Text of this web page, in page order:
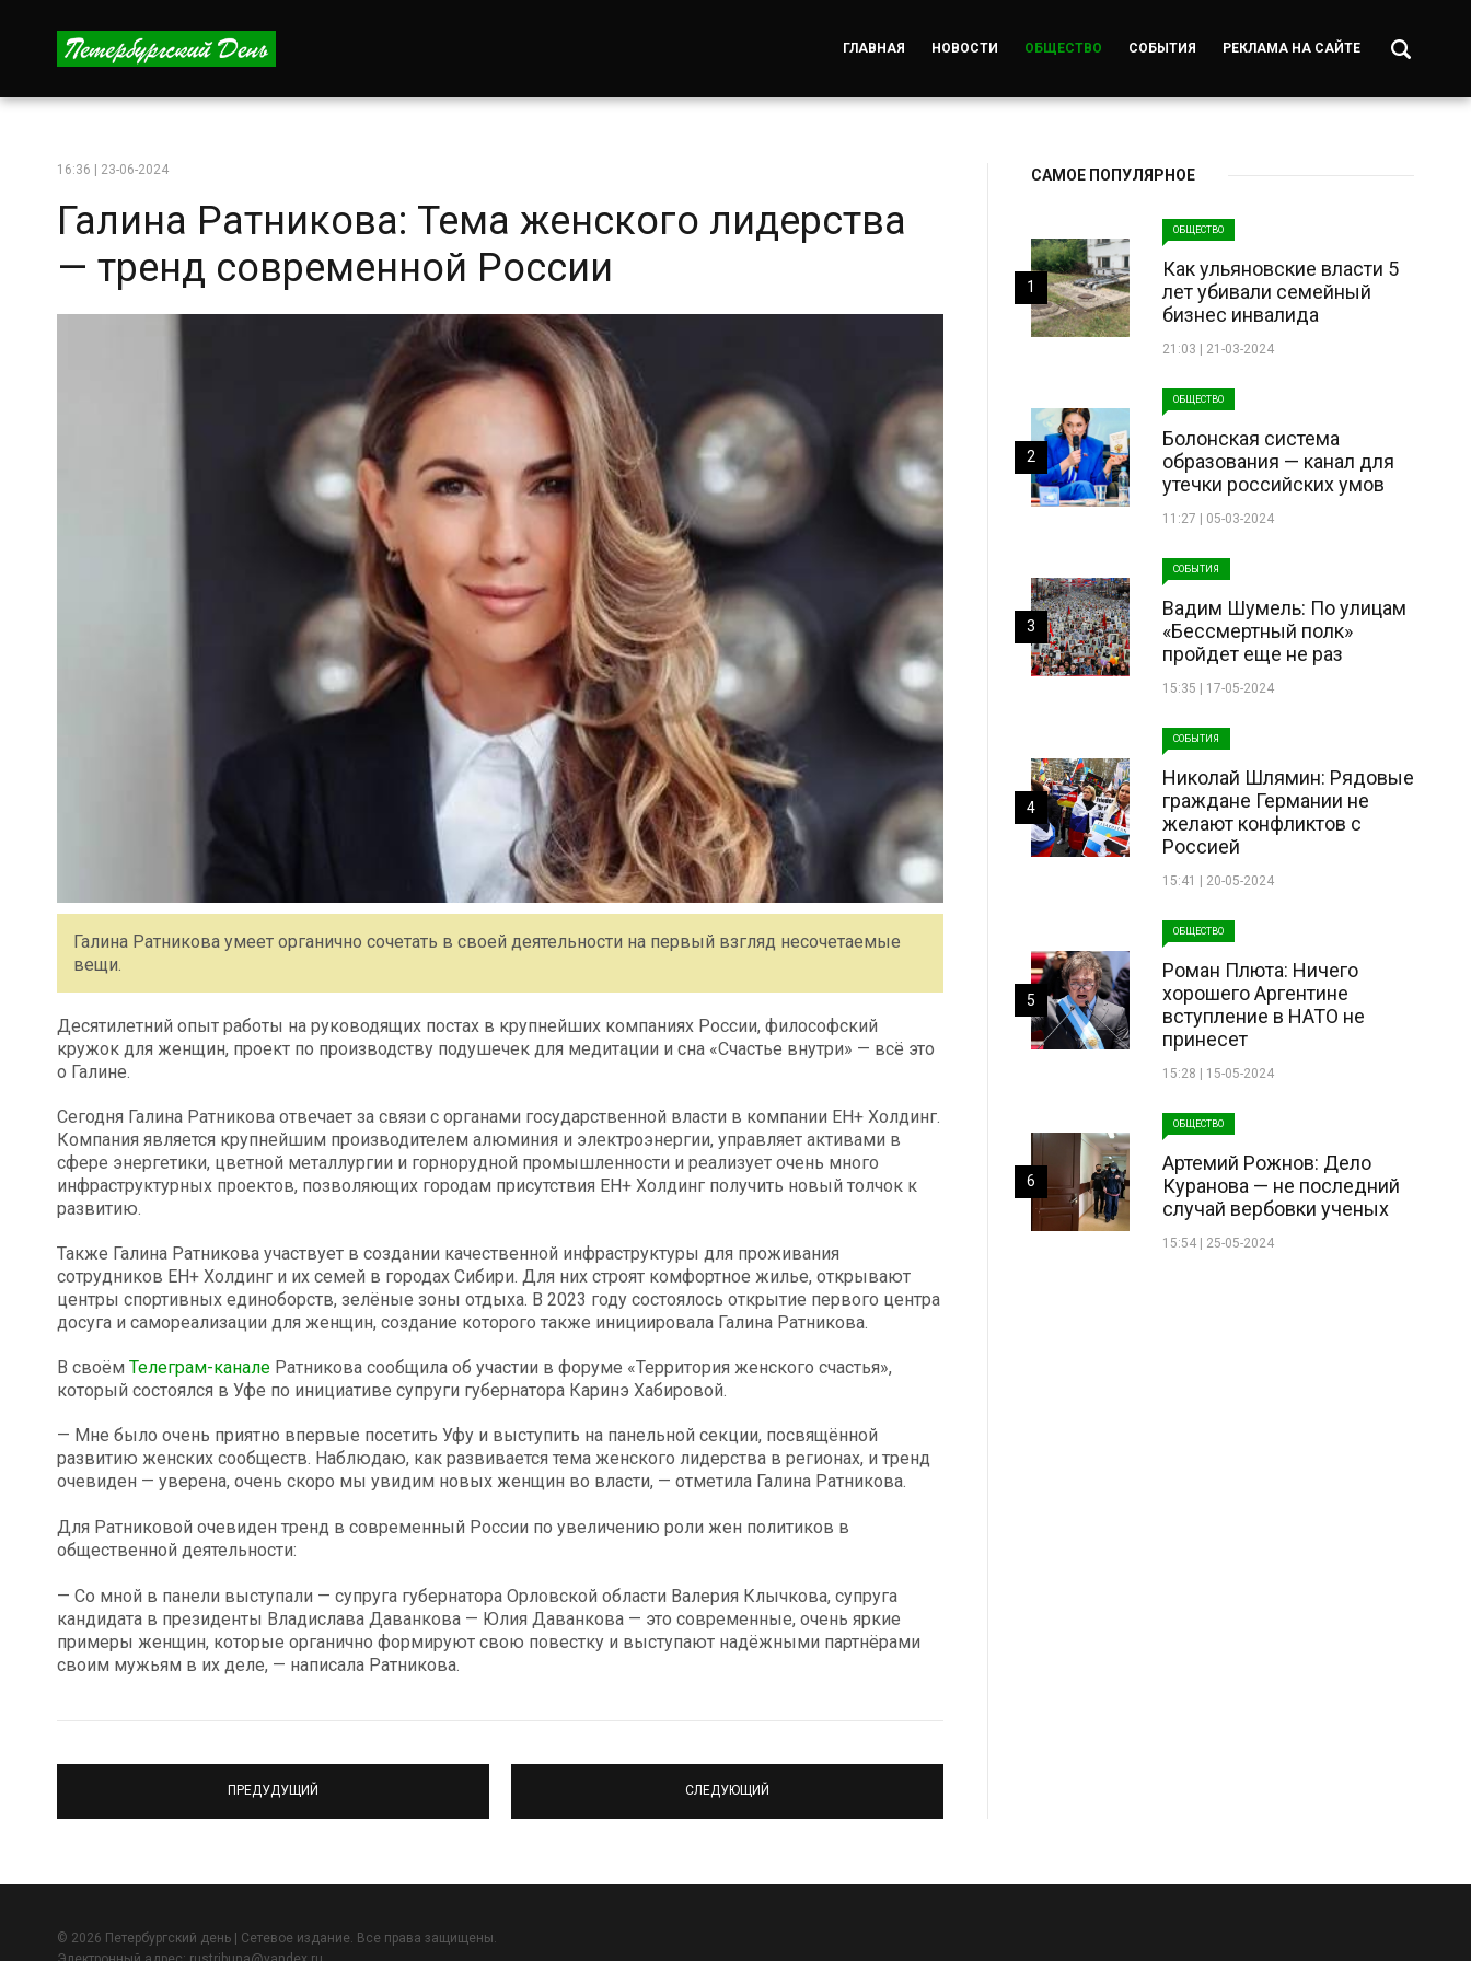
ГЛАВНАЯ НОВОСТИ ОБЩЕСТВО СОБЫТИЯ РЕКЛАМА НА САЙТЕ
16:36 | 23-06-2024
Галина Ратникова: Тема женского лидерства
— тренд современной России
Галина Ратникова умеет органично сочетать в своей деятельности на первый взгляд несочетаемые
вещи.
Десятилетний опыт работы на руководящих постах в крупнейших компаниях России, философский
кружок для женщин, проект по производству подушечек для медитации и сна «Счастье внутри» — всё это
о Галине.
Сегодня Галина Ратникова отвечает за связи с органами государственной власти в компании ЕН+ Холдинг.
Компания является крупнейшим производителем алюминия и электроэнергии, управляет активами в
сфере энергетики, цветной металлургии и горнорудной промышленности и реализует очень много
инфраструктурных проектов, позволяющих городам присутствия ЕН+ Холдинг получить новый толчок к
развитию.
Также Галина Ратникова участвует в создании качественной инфраструктуры для проживания
сотрудников ЕН+ Холдинг и их семей в городах Сибири. Для них строят комфортное жилье, открывают
центры спортивных единоборств, зелёные зоны отдыха. В 2023 году состоялось открытие первого центра
досуга и самореализации для женщин, создание которого также инициировала Галина Ратникова.
В своём Телеграм-канале Ратникова сообщила об участии в форуме «Территория женского счастья»,
который состоялся в Уфе по инициативе супруги губернатора Каринэ Хабировой.
— Мне было очень приятно впервые посетить Уфу и выступить на панельной секции, посвящённой
развитию женских сообществ. Наблюдаю, как развивается тема женского лидерства в регионах, и тренд
очевиден — уверена, очень скоро мы увидим новых женщин во власти, — отметила Галина Ратникова.
Для Ратниковой очевиден тренд в современный России по увеличению роли жен политиков в
общественной деятельности:
— Со мной в панели выступали — супруга губернатора Орловской области Валерия Клычкова, супруга
кандидата в президенты Владислава Даванкова — Юлия Даванкова — это современные, очень яркие
примеры женщин, которые органично формируют свою повестку и выступают надёжными партнёрами
своим мужьям в их деле, — написала Ратникова.
ПРЕДУДУЩИЙ СЛЕДУЮЩИЙ
САМОЕ ПОПУЛЯРНОЕ
ОБЩЕСТВО
Как ульяновские власти 5
лет убивали семейный
бизнес инвалида
21:03 | 21-03-2024
1
ОБЩЕСТВО
Болонская система
образования — канал для
утечки российских умов
11:27 | 05-03-2024
2
СОБЫТИЯ
Вадим Шумель: По улицам
«Бессмертный полк»
пройдет еще не раз
15:35 | 17-05-2024
3
СОБЫТИЯ
Николай Шлямин: Рядовые
граждане Германии не
желают конфликтов с
Россией
15:41 | 20-05-2024
4
ОБЩЕСТВО
Роман Плюта: Ничего
хорошего Аргентине
вступление в НАТО не
принесет
15:28 | 15-05-2024
5
ОБЩЕСТВО
Артемий Рожнов: Дело
Куранова — не последний
случай вербовки ученых
15:54 | 25-05-2024
6
© 2026 Петербургский день | Сетевое издание. Все права защищены.